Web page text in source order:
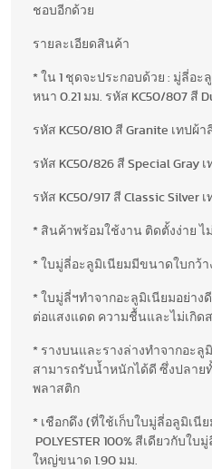
ชอบอีกด้วย
รายละเอียดสินค้า
* ใน 1 ชุดจะประกอบด้วย : มู่ลี่อะ
หนา 0.21 มม. รหัส KC50/807 สี
รหัส KC50/810 สี Granite เทปผ้า
รหัส KC50/826 สี Special Gray
รหัส KC50/917 สี Classic Silver
* สินค้าพร้อมใช้งาน ติดตั้งง่าย ไ
* ใบมู่ลี่อะลูมิเนียมมีขนาดใบกว้า
* ใบมู่ลี่ฯทำจากอะลูมิเนียมอย่าง
ต่อแสงแดด ความชื้นและไม่เกิด
* รางบนและรางล่างทำจากอะ
สามารถรับน้ำหนักได้ดี ซึ่งปลาย
พลาสติก
* เชือกดึง (ที่ใช้เก็บใบมู่ลี่อลูมิเนี
POLYESTER 100% สีเดียวกับใ
ใหญ่ขนาด 1.90 มม.